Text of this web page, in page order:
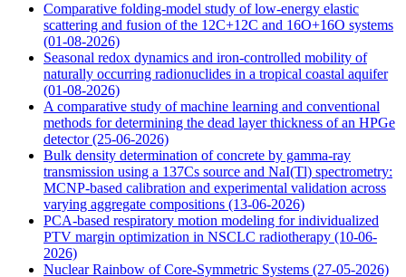
Comparative folding-model study of low-energy elastic
scattering and fusion of the 12C+12C and 16O+16O systems
(01-08-2026)
Seasonal redox dynamics and iron‑controlled mobility of
naturally occurring radionuclides in a tropical coastal aquifer
(01-08-2026)
A comparative study of machine learning and conventional
methods for determining the dead layer thickness of an HPGe
detector(25-06-2026)
Bulk density determination of concrete by gamma-ray
transmission using a 137Cs source and NaI(Tl) spectrometry:
MCNP-based calibration and experimental validation across
varying aggregate compositions (13-06-2026)
PCA-based respiratory motion modeling for individualized
PTV margin optimization in NSCLC radiotherapy (10-06-
2026)
Nuclear Rainbow of Core-Symmetric Systems (27-05-2026)